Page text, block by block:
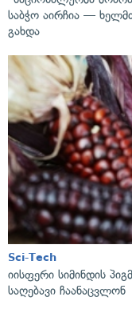
საბჭო აირჩია —
გახდა
Sci-Tech
იისფერი სიმინდის
საღებავი ჩაანაცვლონ